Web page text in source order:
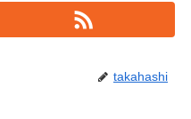
takahashi